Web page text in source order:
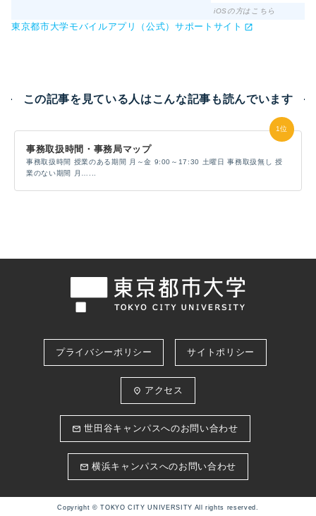
iOSの方はこちら
東京都市大学モバイルアプリ（公式）サポートサイト
この記事を見ている人はこんな記事も読んでいます
事務取扱時間・事務局マップ
事務取扱時間 授業のある期間 月～金 9:00～17:30 土曜日 事務取扱無し 授
業のない期間 月…...
プライバシーポリシー サイトポリシー
place アクセス
email 世田谷キャンパスへのお問い合わせ
email 横浜キャンパスへのお問い合わせ
Copyright © TOKYO CITY UNIVERSITY All rights reserved.